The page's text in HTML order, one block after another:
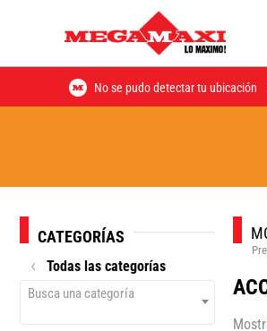
No se pudo detectar tu ubicación
CATEGORÍAS
Todas las categorías
Busca una categoría